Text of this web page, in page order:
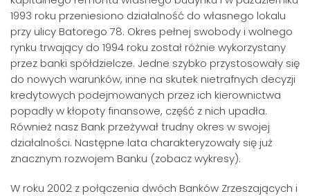
1993 roku przeniesiono działalność do własnego lokalu
przy ulicy Batorego 78. Okres pełnej swobody i wolnego
rynku trwający do 1994 roku został różnie wykorzystany
przez banki spółdzielcze. Jedne szybko przystosowały się
do nowych warunków, inne na skutek nietrafnych decyzji
kredytowych podejmowanych przez ich kierownictwa
popadły w kłopoty finansowe, część z nich upadła.
Również nasz Bank przeżywał trudny okres w swojej
działalności. Następne lata charakteryzowały się już
znacznym rozwojem Banku (zobacz wykresy).
W roku 2002 z połączenia dwóch Banków Zrzeszających i